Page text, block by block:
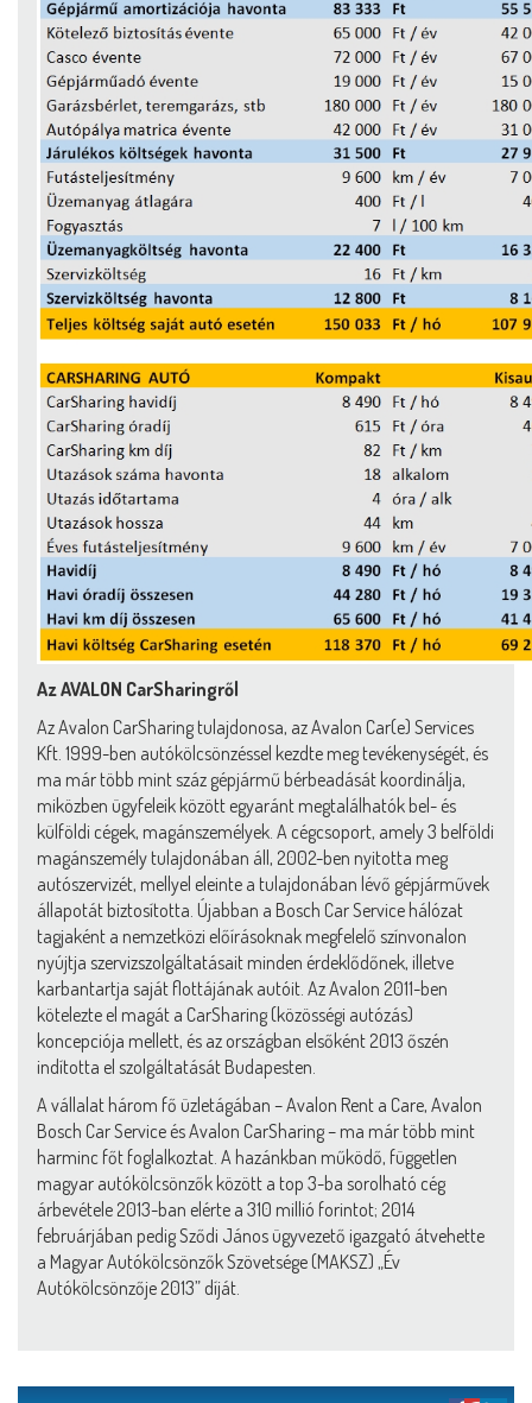
Az AVALON CarSharingről
Az Avalon CarSharing tulajdonosa, az Avalon Car(e) Services
Kft. 1999-ben autókölcsönzéssel kezdte meg tevékenységét, és
ma már több mint száz gépjármű bérbeadását koordinálja,
miközben ügyfeleik között egyaránt megtalálhatók bel- és
külföldi cégek, magánszemélyek. A cégcsoport, amely 3 belföldi
magánszemély tulajdonában áll, 2002-ben nyitotta meg
autószervizét, mellyel eleinte a tulajdonában lévő gépjárművek
állapotát biztosította. Újabban a Bosch Car Service hálózat
tagjaként a nemzetközi előírásoknak megfelelő színvonalon
nyújtja szervizszolgáltatásait minden érdeklődőnek, illetve
karbantartja saját flottájának autóit. Az Avalon 2011-ben
kötelezte el magát a CarSharing (közösségi autózás)
koncepciója mellett, és az országban elsőként 2013 őszén
indította el szolgáltatását Budapesten.
A vállalat három fő üzletágában – Avalon Rent a Care, Avalon
Bosch Car Service és Avalon CarSharing – ma már több mint
harminc főt foglalkoztat. A hazánkban működő, független
magyar autókölcsönzők között a top 3-ba sorolható cég
árbevétele 2013-ban elérte a 310 millió forintot; 2014
februárjában pedig Sződi János ügyvezető igazgató átvehette
a Magyar Autókölcsönzők Szövetsége (MAKSZ) „Év
Autókölcsönzője 2013” díját.